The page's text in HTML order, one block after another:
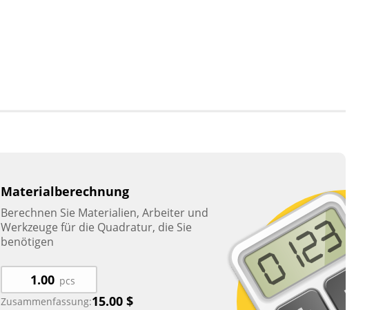
Materialberechnung
Berechnen Sie Materialien, Arbeiter und
Werkzeuge für die Quadratur, die Sie
benötigen
pcs
Zusammenfassung:15.00 $